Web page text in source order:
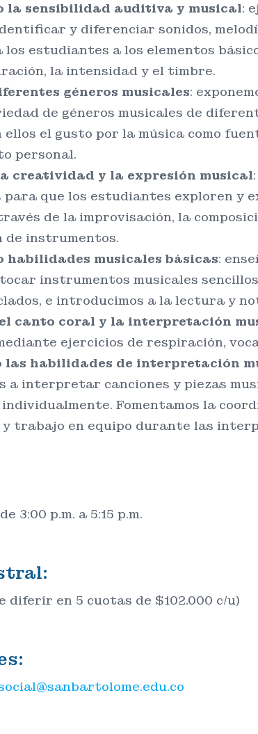
la sensibilidad auditiva y musical:
y diferenciar sonidos,
estudiantes a los elementos
la intensidad y el timbre.
géneros musicales:
de géneros musicales de
ellos el gusto por la música como
personal.
creatividad y la expresión musical
que los estudiantes exploren y
de la improvisación, la
instrumentos.
habilidades musicales básicas:
instrumentos musicales
e introducimos a la lectura y
canto coral y la interpretación
ejercicios de respiración,
las habilidades de interpretación
a interpretar canciones y piezas
individualmente. Fomentamos la
trabajo en equipo durante las
3:00 p.m. a 5:15 p.m.
diferir en 5 cuotas de $102.000 c/u)